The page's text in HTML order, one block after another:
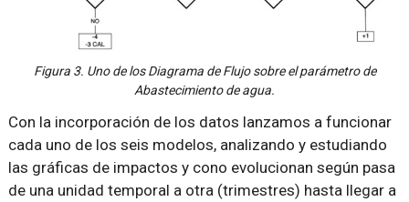
Figura 3. Uno de los Diagrama de Flujo sobre el parámetro de
Abastecimiento de agua.
Con la incorporación de los datos lanzamos a funcionar
cada uno de los seis modelos, analizando y estudiando
las gráficas de impactos y cono evolucionan según pasa
de una unidad temporal a otra (trimestres) hasta llegar a